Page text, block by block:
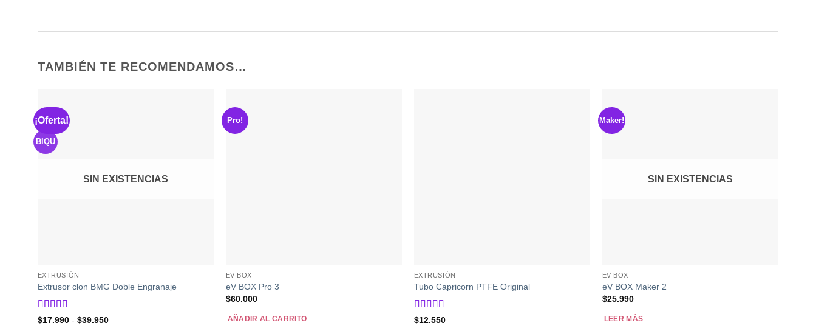
TAMBIÉN TE RECOMENDAMOS…
¡Oferta!
BIQU
SIN EXISTENCIAS
EXTRUSIÓN
Extrusor clon BMG Doble Engranaje
Valorado
$17.990 - $39.950Rango
Pro!
EV BOX
eV BOX Pro 3
$60.000
AÑADIR AL CARRITO
EXTRUSIÓN
Tubo Capricorn PTFE Original
Valorado
$12.550
Maker!
SIN EXISTENCIAS
EV BOX
eV BOX Maker 2
$25.990
LEER MÁS